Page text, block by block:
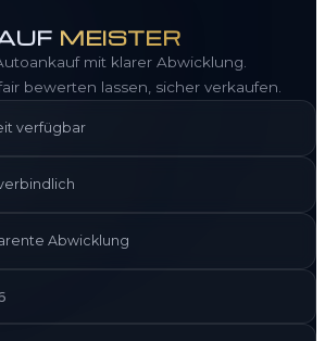
MEISTER
mit klarer Abwicklung.
bewerten lassen, sicher verkaufen.
verfügbar
Abwicklung